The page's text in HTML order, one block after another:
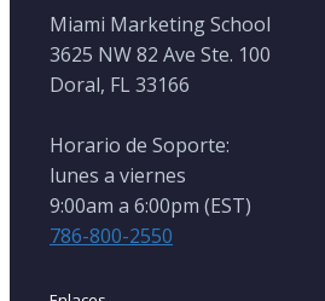
Miami Marketing School
3625 NW 82 Ave Ste. 100
Doral, FL 33166
Horario de Soporte:
lunes a viernes
9:00am a 6:00pm (EST)
786-800-2550